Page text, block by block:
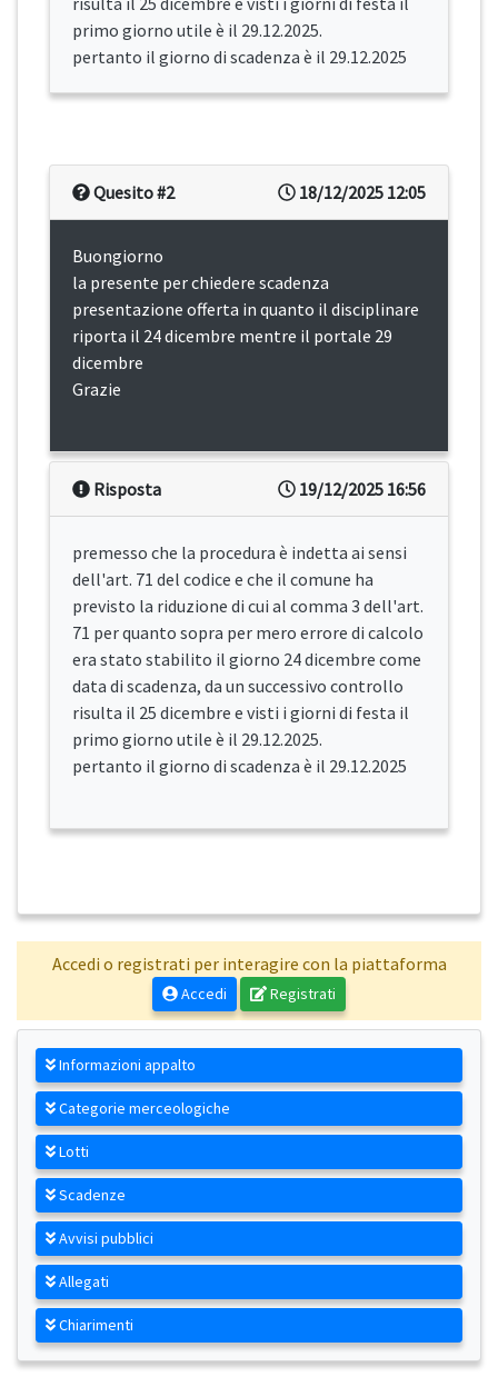
primo giorno utile è il 29.12.2025.
pertanto il giorno di scadenza è il 29.12.2025
18/12/2025 12:05
Quesito #2
Buongiorno
la presente per chiedere scadenza
presentazione offerta in quanto il disciplinare
riporta il 24 dicembre mentre il portale 29
dicembre
Grazie
19/12/2025 16:56
Risposta
premesso che la procedura è indetta ai sensi
dell'art. 71 del codice e che il comune ha
previsto la riduzione di cui al comma 3 dell'art.
71 per quanto sopra per mero errore di calcolo
era stato stabilito il giorno 24 dicembre come
data di scadenza, da un successivo controllo
risulta il 25 dicembre e visti i giorni di festa il
primo giorno utile è il 29.12.2025.
pertanto il giorno di scadenza è il 29.12.2025
Accedi o registrati per interagire con la piattaforma
Accedi Registrati
Informazioni appalto
Categorie merceologiche
Lotti
Scadenze
Avvisi pubblici
Allegati
Chiarimenti